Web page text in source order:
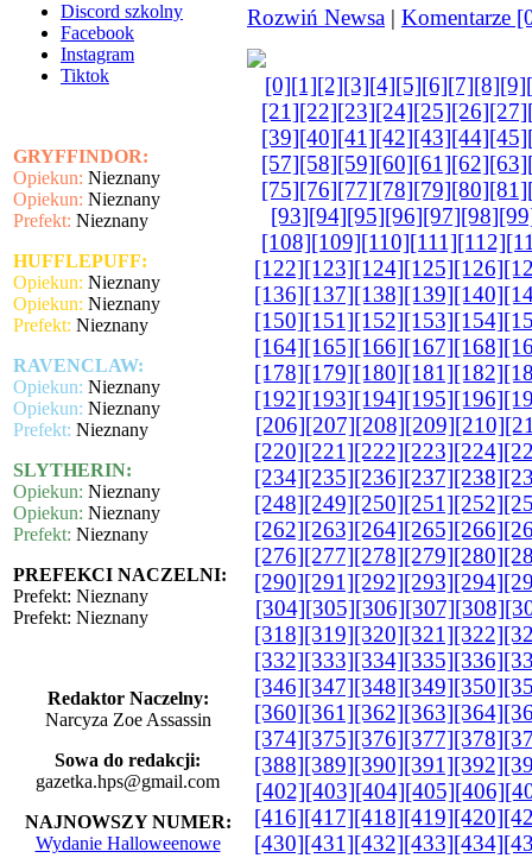
Discord szkolny
Facebook
Instagram
Tiktok
GRYFFINDOR:
Opiekun: Nieznany
Opiekun: Nieznany
Prefekt: Nieznany
HUFFLEPUFF:
Opiekun: Nieznany
Opiekun: Nieznany
Prefekt: Nieznany
RAVENCLAW:
Opiekun: Nieznany
Opiekun: Nieznany
Prefekt: Nieznany
SLYTHERIN:
Opiekun: Nieznany
Opiekun: Nieznany
Prefekt: Nieznany
PREFEKCI NACZELNI:
Prefekt: Nieznany
Prefekt: Nieznany
Redaktor Naczelny:
Narcyza Zoe Assassin
Sowa do redakcji:
gazetka.hps@gmail.com
NAJNOWSZY NUMER:
Wydanie Halloweenowe
Rozwiń Newsa | Komentarze
[0][1][2][3][4][5][6][7][8][9]
[21][22][23][24][25][26][27]
[39][40][41][42][43][44][45]
[57][58][59][60][61][62][63]
[75][76][77][78][79][80][81]
[93][94][95][96][97][98]
[108][109][110][111][112]
[122][123][124][125][126]
[136][137][138][139][140]
[150][151][152][153][154]
[164][165][166][167][168]
[178][179][180][181][182]
[192][193][194][195][196]
[206][207][208][209][210]
[220][221][222][223][224]
[234][235][236][237][238]
[248][249][250][251][252]
[262][263][264][265][266]
[276][277][278][279][280]
[290][291][292][293][294]
[304][305][306][307][308]
[318][319][320][321][322]
[332][333][334][335][336]
[346][347][348][349][350]
[360][361][362][363][364]
[374][375][376][377][378]
[388][389][390][391][392]
[402][403][404][405][406]
[416][417][418][419][420]
[430][431][432][433][434]